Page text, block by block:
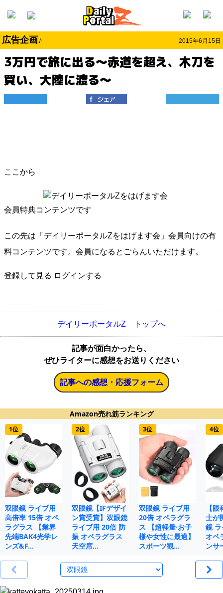
広告企画♪ 2015年6月15日
3万円で旅に出る～赤道を超え、木刀を
買い、大陸に渡る～
ここから
会員特典コンテンツです
この先は「デイリーポータルZをはげます会」会員向けの有
料コンテンツです。会員になるとごらんいただけます。
登録して見る ログインする
デイリーポータルZ トップへ
記事が面白かったら、
ぜひライターに感想をお送りください
記事への感想・応援フォーム
Amazon売れ筋ランキング
1位
双眼鏡 ライブ用
高倍率 15倍 オペ
ラグラス 【業界
先端BAK4光学レ
ンズ&F…
2位
双眼鏡【IFデザイ
ン賞受賞】双眼鏡
ライブ用 20倍 防
振 オペラグラス
天空席…
3位
双眼鏡 ライブ用
20倍 オペラグラ
ス 【超軽量·お子
様や女性に最適】
スポーツ観…
4位
【
士が
鏡
オペ
ンサ